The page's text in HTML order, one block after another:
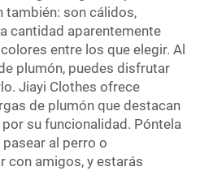
también: son cálidos,
cantidad aparentemente
entre los que elegir. Al
plumón, puedes disfrutar
Jiayi Clothes ofrece
de plumón que destacan
su funcionalidad. Póntela
al perro o
con amigos, y estarás